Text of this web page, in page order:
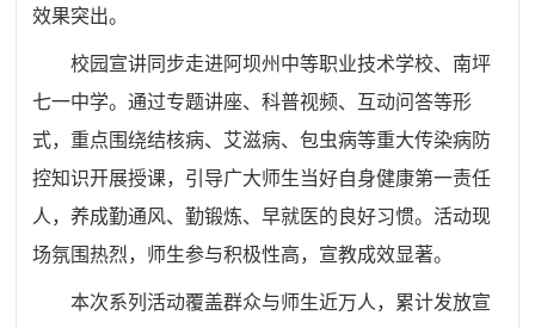
效果突出。
校园宣讲同步走进阿坝州中等职业技术学校、南坪
七一中学。通过专题讲座、科普视频、互动问答等形
式，重点围绕结核病、艾滋病、包虫病等重大传染病防
控知识开展授课，引导广大师生当好自身健康第一责任
人，养成勤通风、勤锻炼、早就医的良好习惯。活动现
场氛围热烈，师生参与积极性高，宣教成效显著。
本次系列活动覆盖群众与师生近万人，累计发放宣